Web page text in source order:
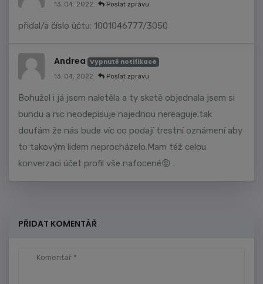
13. 04. 2022 Poslat zprávu
přidal/a číslo účtu: 1001046777/3050
Andrea Vypnuté notifikace
13. 04. 2022 Poslat zprávu
Bohužel i já jsem naletěla a ty sketě objednala jsem si
bundu a nic neodepisuje najednou nereaguje.tak
doufám že nás bude víc co podají trestní oznámení aby
to takovým lidem neprocházelo.Mam též celou
konverzaci účet profil vše nafocené😡 .
PŘIDAT KOMENTÁŘ